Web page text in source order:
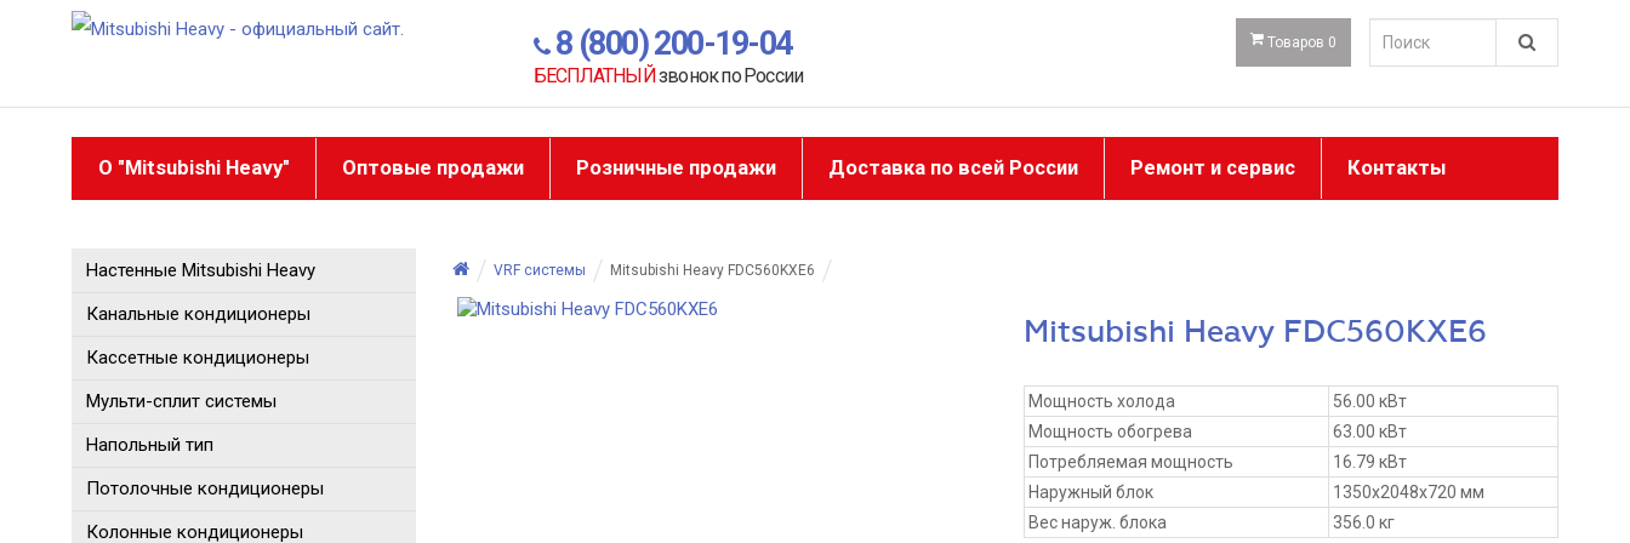
8 (800) 200-19-04
БЕСПЛАТНЫЙзвонок по России
Товаров 0
О "Mitsubishi Heavy" Оптовые продажи Розничные продажи Доставка по всей России Ремонт и сервис Контакты
Настенные Mitsubishi Heavy
Канальные кондиционеры
Кассетные кондиционеры
Мульти-сплит системы
Напольный тип
Потолочные кондиционеры
Колонные кондиционеры
VRF системы Mitsubishi Heavy FDC560KXE6
Mitsubishi Heavy FDC560KXE6
Мощность холода
56.00 кВт
Мощность обогрева
63.00 кВт
Потребляемая мощность
16.79 кВт
Наружный блок
1350x2048x720 мм
Вес наруж. блока
356.0 кг